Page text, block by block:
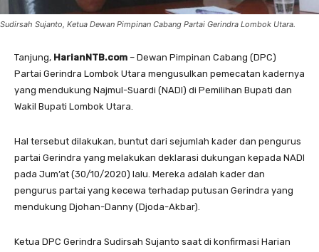
Sudirsah Sujanto, Ketua Dewan Pimpinan Cabang Partai Gerindra Lombok Utara.
Tanjung, HarianNTB.com – Dewan Pimpinan Cabang (DPC)
Partai Gerindra Lombok Utara mengusulkan pemecatan kadernya
yang mendukung Najmul-Suardi (NADI) di Pemilihan Bupati dan
Wakil Bupati Lombok Utara.
Hal tersebut dilakukan, buntut dari sejumlah kader dan pengurus
partai Gerindra yang melakukan deklarasi dukungan kepada NADI
pada Jum’at (30/10/2020) lalu. Mereka adalah kader dan
pengurus partai yang kecewa terhadap putusan Gerindra yang
mendukung Djohan-Danny (Djoda-Akbar).
Ketua DPC Gerindra Sudirsah Sujanto saat di konfirmasi Harian